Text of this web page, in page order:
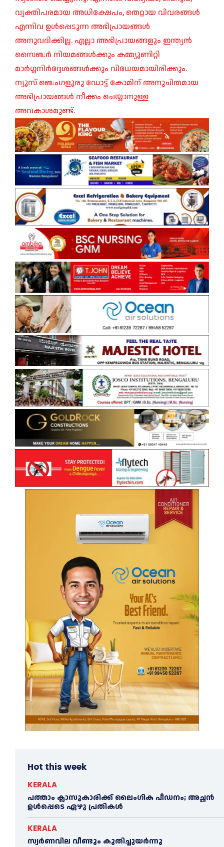
വ്യക്തിപരമായ അധിക്ഷേപം, തെറ്റായ വിവരങ്ങൾ
എന്നിവ ഉൾപ്പെടുന്ന അഭിപ്രായങ്ങൾ
അനുവദിക്കില്ല. എല്ലാ അഭിപ്രായങ്ങളും ഇന്ത്യൻ
സൈബർ നിയമങ്ങൾക്കും കമ്മ്യൂണിറ്റി
മാർഗ്ഗനിർദ്ദേശങ്ങൾക്കും വിധേയമായിരിക്കും.
ന്യൂസ് ബെംഗളൂരു ഡോട്ട് കോമിന് അനുചിതമായ
അഭിപ്രായങ്ങൾ നീക്കം ചെയ്യാനുള്ള
അവകാശമുണ്ട്.
Hot this week
KERALA
പത്താം ക്ലാസുകാരിക്ക് ലൈംഗിക പീഡനം; അച്ഛന്‍
ഉള്‍പ്പെടെ ഏഴു പ്രതികള്‍
KERALA
സ്വർണവില വീണ്ടും കുതിച്ചുയർന്നു